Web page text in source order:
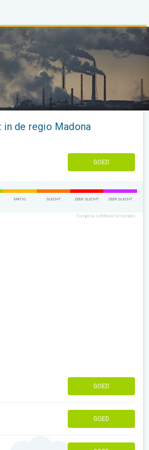
de regio Madona
GOED
MATIG SLECHT ZEER SLECHT ZEER SLECHT
Europese luchtkwaliteitsindex
GOED
GOED